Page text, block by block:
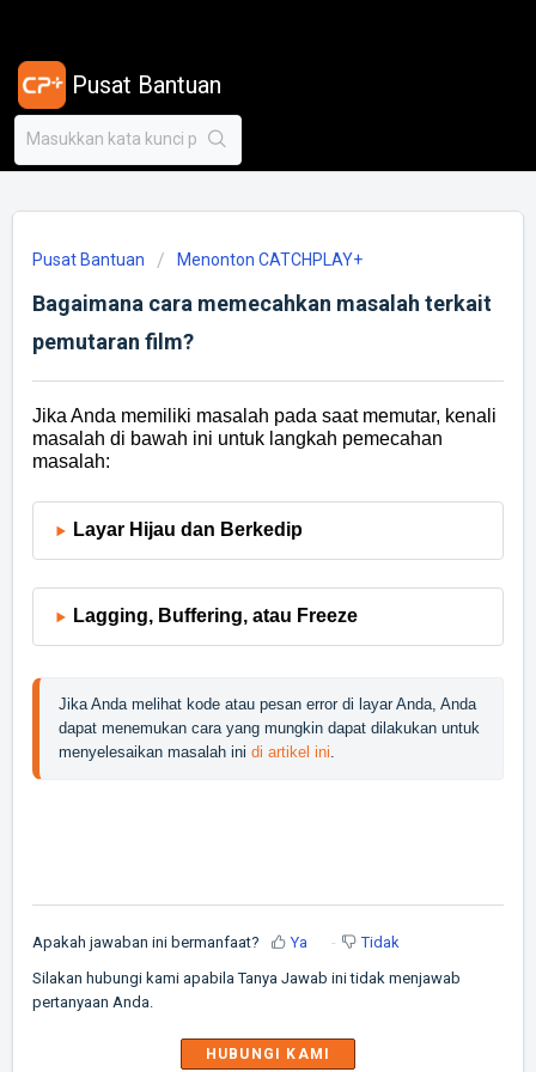
Pusat Bantuan
Pusat Bantuan Menonton CATCHPLAY+
Bagaimana cara memecahkan masalah terkait
pemutaran film?
Jika Anda memiliki masalah pada saat memutar, kenali
masalah di bawah ini untuk langkah pemecahan
masalah:
Layar Hijau dan Berkedip
Lagging, Buffering, atau Freeze
Jika Anda melihat kode atau pesan error di layar Anda, Anda
dapat menemukan cara yang mungkin dapat dilakukan untuk
menyelesaikan masalah ini di artikel ini.
Apakah jawaban ini bermanfaat? Ya Tidak
Silakan hubungi kami apabila Tanya Jawab ini tidak menjawab
pertanyaan Anda.